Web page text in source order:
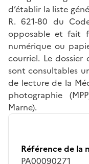
d’établir la liste
R. 621-80 du
opposable et fait
numérique ou
courriel. Le
sont consultables
de lecture de la
photographie
Marne).
Référence de la
PA00090271